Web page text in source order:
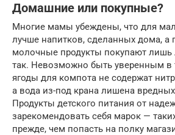
Домашние или покупные?
Многие мамы убеждены, что для
лучше напитков, сделанных дома, а
молочные продукты покупают лишь
так. Невозможно быть уверенным в
ягоды для компота не содержат
а вода из-под крана лишена
Продукты детского питания от
зарекомендовать себя марок —
прежде, чем попасть на полку